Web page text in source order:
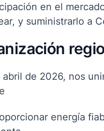
en el
y suministrarlo a
abril de 2026, nos
energía